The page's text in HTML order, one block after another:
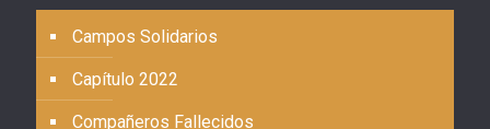
Campos Solidarios
Capítulo 2022
Compañeros Fallecidos